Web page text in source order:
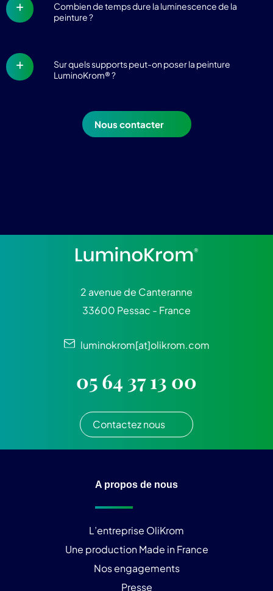
Combien de temps dure la luminescence de la
peinture ?
Sur quels supports peut-on poser la peinture
LuminoKrom® ?
Nous contacter
2 avenue de Canteranne
33600 Pessac - France
luminokrom[at]olikrom.com
05 64 37 13 00
Contactez nous
A propos de nous
L’entreprise OliKrom
Une production Made in France
Nos engagements
Presse